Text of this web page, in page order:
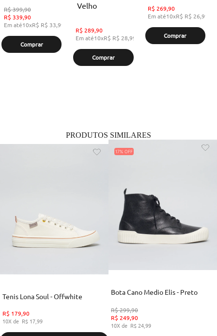
R$399,90
R$ 339,90
Em até10xR$ R$ 33,99
Comprar
Velho
R$ 289,90
Em até10xR$ R$ 28,99 sem juros
Comprar
R$ 269,90
Em até10xR$ R$ 26,99
Comprar
PRODUTOS SIMILARES
Tenis Lona Soul - Offwhite
R$ 179,90
10
R$ 17,99
17%
Bota Cano Medio Elis - Preto
R$299,90
R$ 249,90
10
R$ 24,99